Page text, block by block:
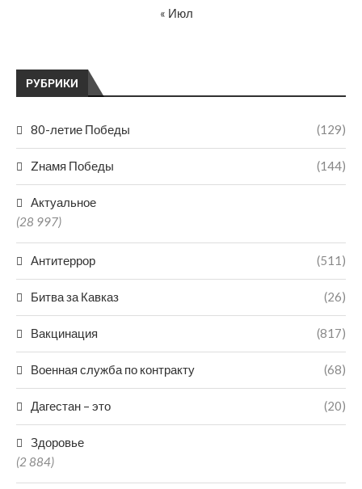
РУБРИКИ
80-летие Победы (129)
Zнамя Победы (144)
Актуальное
(28 997)
Антитеррор (511)
Битва за Кавказ (26)
Вакцинация (817)
Военная служба по контракту (68)
Дагестан – это (20)
Здоровье
(2 884)
« Июл